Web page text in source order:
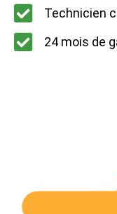
Technicien
24 mois de